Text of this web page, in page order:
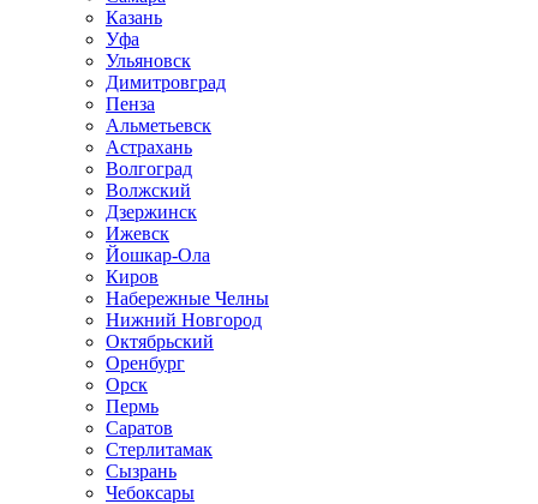
Казань
Уфа
Ульяновск
Димитровград
Пенза
Альметьевск
Астрахань
Волгоград
Волжский
Дзержинск
Ижевск
Йошкар-Ола
Киров
Набережные Челны
Нижний Новгород
Октябрьский
Оренбург
Орск
Пермь
Саратов
Стерлитамак
Сызрань
Чебоксары